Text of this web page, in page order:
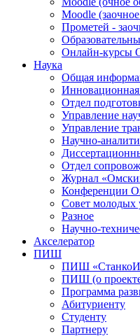
Moodle
Прометей -
Онлайн-курсы
Наука
Общая
Инновационная
Отдел
Управление
Управление
Научно-
Отдел
Журнал
Конференции
Совет молодых
Разное
Научно-
Акселератор
ПИШ
ПИШ
ПИШ (о
Программа
Абитуриенту
Студенту
Партнеру